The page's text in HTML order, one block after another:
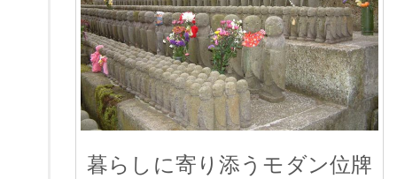
暮らしに寄り添うモダン位牌